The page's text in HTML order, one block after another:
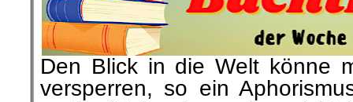
Dieser Rückblick erhebt nicht den
Verlinkte- und mit Namen
nicht in allen Punkten den